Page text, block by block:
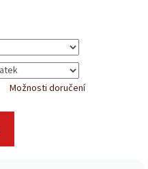
Možnosti doručení